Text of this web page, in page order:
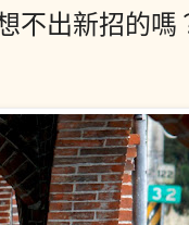
不出新招的嗎